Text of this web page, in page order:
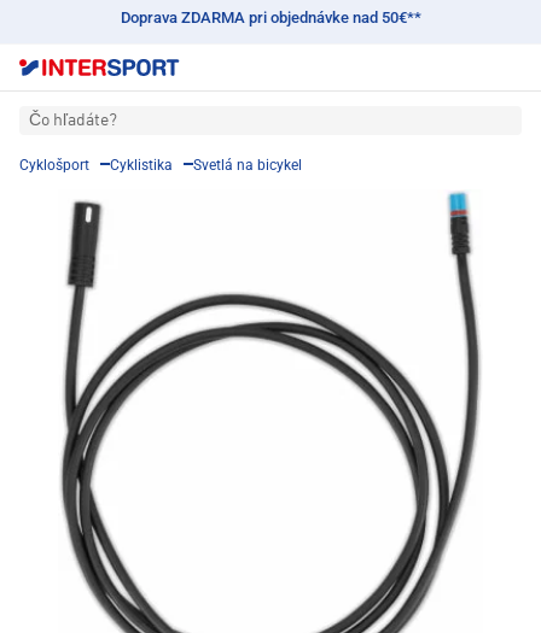
Doprava ZDARMA pri objednávke nad 50€**
Čo hľadáte?
Cyklošport Cyklistika Svetlá na bicykel